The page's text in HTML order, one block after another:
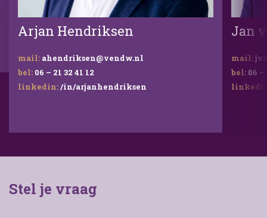
Arjan Hendriksen
mail: ahendriksen@vendw.nl
bel: 06 – 21 32 41 12
linkedin:/in/arjanhendriksen
Jan
mail:
bel: 06 –
Stel je vraag